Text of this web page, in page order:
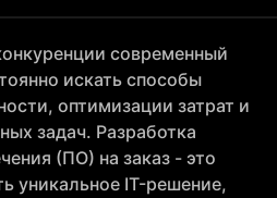
современный
искать способы
оптимизации затрат и
задач. Разработка
(ПО) на заказ - это
уникальное IT-решение,